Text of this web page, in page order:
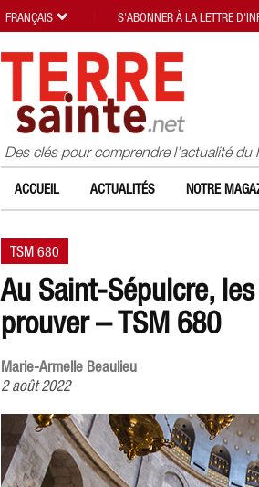
Des clés pour comprendre l’actualité du
ACCUEIL ACTUALITÉS NOTRE
TSM 680
Au Saint-Sépulcre,
prouver – TSM 680
Marie-Armelle Beaulieu
2 août 2022
FRANÇAIS S'ABONNER À LA LETTRE